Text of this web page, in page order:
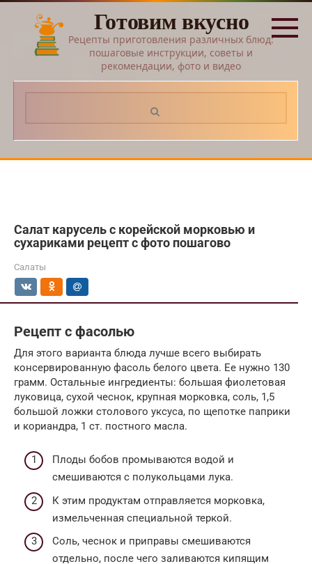
Перейти
контенту
Готовим вкусно
Рецепты приготовления различных блюд:
пошаговые инструкции, советы и
рекомендации, фото и видео
Салат карусель с корейской морковью и
сухариками рецепт с фото пошагово
Салаты
Рецепт с фасолью
Для этого варианта блюда лучше всего выбирать
консервированную фасоль белого цвета. Ее нужно 130
грамм. Остальные ингредиенты: большая фиолетовая
луковица, сухой чеснок, крупная морковка, соль, 1,5
большой ложки столового уксуса, по щепотке паприки
и кориандра, 1 ст. постного масла.
Плоды бобов промываются водой и
смешиваются с полукольцами лука.
К этим продуктам отправляется морковка,
измельченная специальной теркой.
Соль, чеснок и приправы смешиваются
отдельно, после чего заливаются кипящим